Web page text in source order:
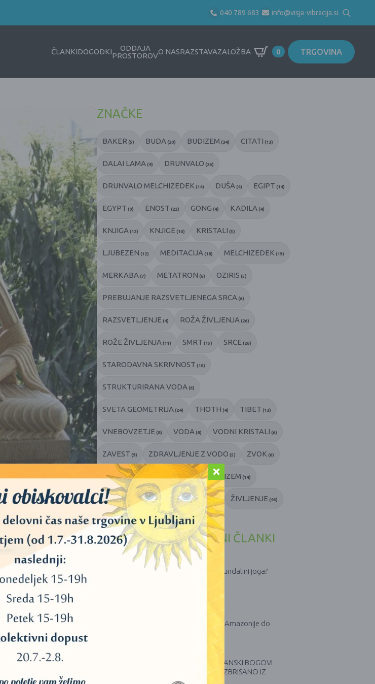
040 789 683 info@visja-vibracija.si
Search
for:
ČLANKIDOGODKI
ODDAJA
PROSTOROVO NASRAZSTAVAZALOŽBA 0 TRGOVINA
okostnjakov, šaman,
elemente iz
lami. Med enim od
sem si živo predstavljal,
in pustil samo kosti. To je
navezanosti, ki mi niso
ZNAČKE
BAKER (5) BUDA (20) BUDIZEM (34) CITATI (13)
DALAI LAMA (4) DRUNVALO (26)
DRUNVALO MELCHIZEDEK (14) DUŠA (4) EGIPT (14)
EGYPT (9) ENOST (22) GONG (4) KADILA (4)
KNJIGA (12) KNJIGE (10) KRISTALI (5)
LJUBEZEN (12) MEDITACIJA (18) MELCHIZEDEK (19)
MERKABA (7) METATRON (6) OZIRIS (5)
PREBUJANJE RAZSVETLJENEGA SRCA (6)
RAZSVETLJENJE (4) ROŽA ŽIVLJENJA (26)
ROŽE ŽIVLJENJA (11) SMRT (15) SRCE (26)
STARODAVNA SKRIVNOST (10)
STRUKTURIRANA VODA (6)
SVETA GEOMETRIJA (24) THOTH (4) TIBET (13)
VNEBOVZETJE (8) VODA (8) VODNI KRISTALI (6)
ZAVEST (9) ZDRAVLJENJE Z VODO (5) ZVOK (6)
ČIŠČENJE(7) ŠAMAN (4) ŠAMANIZEM (14)
ŽIVA VODA(6) ŽIVETI V SRCU (14) ŽIVLJENJE (46)
NAZADNJE OBJAVLJENI ČLANKI
Kaj je Kundalini in kaj je Kundalini joga?
Palo santo, kako pride iz Amazonije do
KDO SO V RESNICI EGIPČANSKI BOGOVI
IN BOGINJE TER KAJ JE IZBRISANO IZ